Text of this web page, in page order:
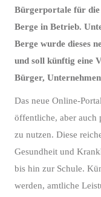
Bürgerportale für die
Berge in Betrieb.
Berge wurde dieses
und soll künftig eine
Bürger,
Das neue Online-
öffentliche, aber auch
zu nutzen. Diese
Gesundheit und
bis hin zur Schule.
werden, amtliche